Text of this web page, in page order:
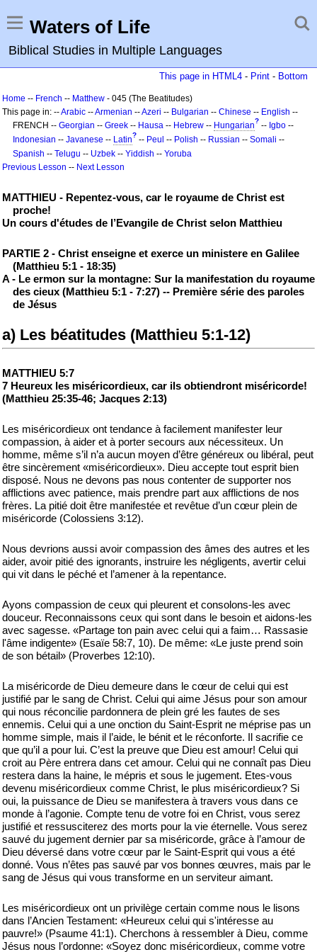
Waters of Life
Biblical Studies in Multiple Languages
This page in HTML4 - Print - Bottom
Home -- French -- Matthew - 045 (The Beatitudes)
This page in: --Arabic --Armenian --Azeri -- Bulgarian -- Chinese -- English --
FRENCH -- Georgian -- Greek -- Hausa -- Hebrew -- Hungarian? -- Igbo --
Indonesian -- Javanese -- Latin? -- Peul -- Polish -- Russian -- Somali --
Spanish -- Telugu -- Uzbek -- Yiddish -- Yoruba
Previous Lesson -- Next Lesson
MATTHIEU - Repentez-vous, car le royaume de Christ est
proche!
Un cours d'études de l’Evangile de Christ selon Matthieu
PARTIE 2 - Christ enseigne et exerce un ministere en Galilee
(Matthieu 5:1 - 18:35)
A - Le ermon sur la montagne: Sur la manifestation du royaume
des cieux (Matthieu 5:1 - 7:27) -- Première série des paroles
de Jésus
a) Les béatitudes (Matthieu 5:1-12)
MATTHIEU 5:7
7 Heureux les miséricordieux, car ils obtiendront miséricorde!
(Matthieu 25:35-46; Jacques 2:13)
Les miséricordieux ont tendance à facilement manifester leur
compassion, à aider et à porter secours aux nécessiteux. Un
homme, même s’il n’a aucun moyen d’être généreux ou libéral, peut
être sincèrement «miséricordieux». Dieu accepte tout esprit bien
disposé. Nous ne devons pas nous contenter de supporter nos
afflictions avec patience, mais prendre part aux afflictions de nos
frères. La pitié doit être manifestée et revêtue d’un cœur plein de
miséricorde (Colossiens 3:12).
Nous devrions aussi avoir compassion des âmes des autres et les
aider, avoir pitié des ignorants, instruire les négligents, avertir celui
qui vit dans le péché et l’amener à la repentance.
Ayons compassion de ceux qui pleurent et consolons-les avec
douceur. Reconnaissons ceux qui sont dans le besoin et aidons-les
avec sagesse. «Partage ton pain avec celui qui a faim… Rassasie
l'âme indigente» (Esaïe 58:7, 10). De même: «Le juste prend soin
de son bétail» (Proverbes 12:10).
La miséricorde de Dieu demeure dans le cœur de celui qui est
justifié par le sang de Christ. Celui qui aime Jésus pour son amour
qui nous réconcilie pardonnera de plein gré les fautes de ses
ennemis. Celui qui a une onction du Saint-Esprit ne méprise pas un
homme simple, mais il l’aide, le bénit et le réconforte. Il sacrifie ce
que qu’il a pour lui. C’est la preuve que Dieu est amour! Celui qui
croit au Père entrera dans cet amour. Celui qui ne connaît pas Dieu
restera dans la haine, le mépris et sous le jugement. Etes-vous
devenu miséricordieux comme Christ, le plus miséricordieux? Si
oui, la puissance de Dieu se manifestera à travers vous dans ce
monde à l’agonie. Compte tenu de votre foi en Christ, vous serez
justifié et ressusciterez des morts pour la vie éternelle. Vous serez
sauvé du jugement dernier par sa miséricorde, grâce à l’amour de
Dieu déversé dans votre cœur par le Saint-Esprit qui vous a été
donné. Vous n’êtes pas sauvé par vos bonnes œuvres, mais par le
sang de Jésus qui vous transforme en un serviteur aimant.
Les miséricordieux ont un privilège certain comme nous le lisons
dans l’Ancien Testament: «Heureux celui qui s'intéresse au
pauvre!» (Psaume 41:1). Cherchons à ressembler à Dieu, comme
Jésus nous l’ordonne: «Soyez donc miséricordieux, comme votre